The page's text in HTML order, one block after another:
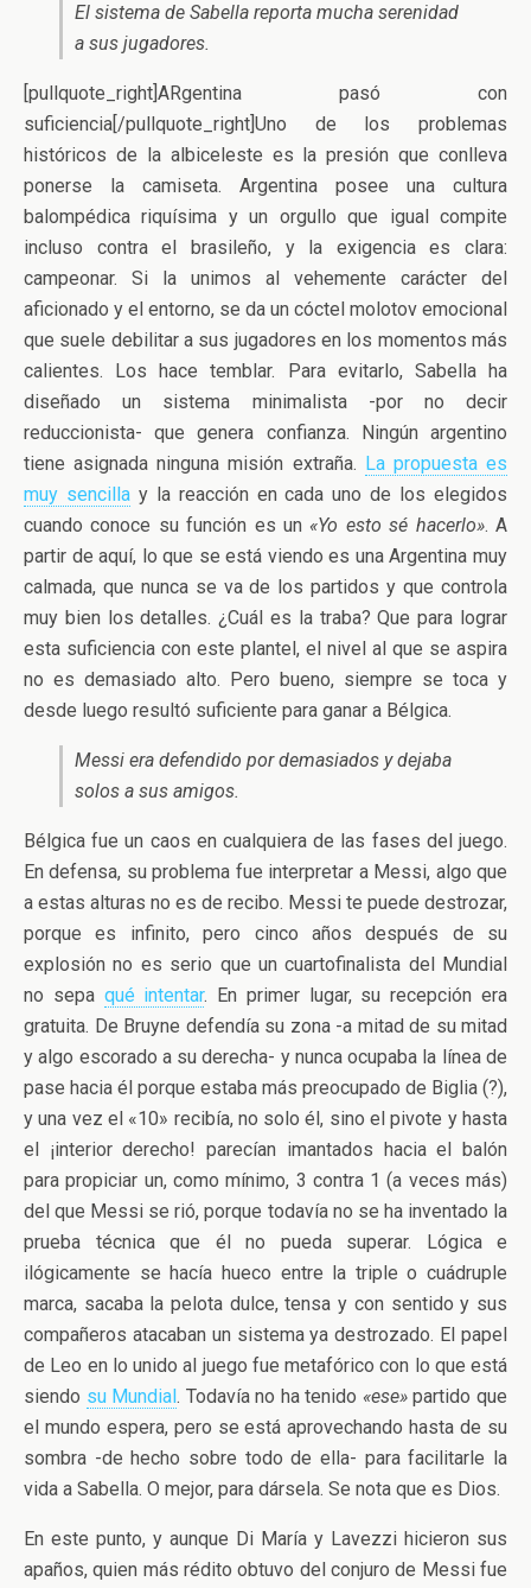
El sistema de Sabella reporta mucha serenidad
a sus jugadores.
[pullquote_right]ARgentina pasó con
suficiencia[/pullquote_right]Uno de los problemas
históricos de la albiceleste es la presión que conlleva
ponerse la camiseta. Argentina posee una cultura
balompédica riquísima y un orgullo que igual compite
incluso contra el brasileño, y la exigencia es clara:
campeonar. Si la unimos al vehemente carácter del
aficionado y el entorno, se da un cóctel molotov emocional
que suele debilitar a sus jugadores en los momentos más
calientes. Los hace temblar. Para evitarlo, Sabella ha
diseñado un sistema minimalista -por no decir
reduccionista- que genera confianza. Ningún argentino
tiene asignada ninguna misión extraña. La propuesta es
muy sencillay la reacción en cada uno de los elegidos
cuando conoce su función es un «Yo esto sé hacerlo». A
partir de aquí, lo que se está viendo es una Argentina muy
calmada, que nunca se va de los partidos y que controla
muy bien los detalles. ¿Cuál es la traba? Que para lograr
esta suficiencia con este plantel, el nivel al que se aspira
no es demasiado alto. Pero bueno, siempre se toca y
desde luego resultó suficiente para ganar a Bélgica.
Messi era defendido por demasiados y dejaba
solos a sus amigos.
Bélgica fue un caos en cualquiera de las fases del juego.
En defensa, su problema fue interpretar a Messi, algo que
a estas alturas no es de recibo. Messi te puede destrozar,
porque es infinito, pero cinco años después de su
explosión no es serio que un cuartofinalista del Mundial
no sepa qué intentar. En primer lugar, su recepción era
gratuita. De Bruyne defendía su zona -a mitad de su mitad
y algo escorado a su derecha- y nunca ocupaba la línea de
pase hacia él porque estaba más preocupado de Biglia (?),
y una vez el «10» recibía, no solo él, sino el pivote y hasta
el ¡interior derecho! parecían imantados hacia el balón
para propiciar un, como mínimo, 3 contra 1 (a veces más)
del que Messi se rió, porque todavía no se ha inventado la
prueba técnica que él no pueda superar. Lógica e
ilógicamente se hacía hueco entre la triple o cuádruple
marca, sacaba la pelota dulce, tensa y con sentido y sus
compañeros atacaban un sistema ya destrozado. El papel
de Leo en lo unido al juego fue metafórico con lo que está
siendo su Mundial. Todavía no ha tenido «ese»partido que
el mundo espera, pero se está aprovechando hasta de su
sombra -de hecho sobre todo de ella- para facilitarle la
vida a Sabella. O mejor, para dársela. Se nota que es Dios.
En este punto, y aunque Di María y Lavezzi hicieron sus
apaños, quien más rédito obtuvo del conjuro de Messi fue